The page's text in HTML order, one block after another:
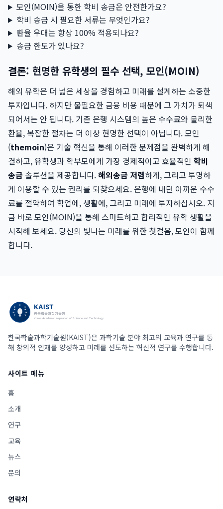
모인(MOIN)을 통한 학비 송금은 안전한가요?
학비 송금 시 필요한 서류는 무엇인가요?
환율 우대는 항상 100% 적용되나요?
송금 한도가 있나요?
결론: 현명한 유학생의 필수 선택, 모인(MOIN)
해외 유학은 더 넓은 세상을 경험하고 미래를 설계하는 소중한
투자입니다. 하지만 불필요한 금융 비용 때문에 그 가치가 퇴색
되어서는 안 됩니다. 기존 은행 시스템의 높은 수수료와 불리한
환율, 복잡한 절차는 더 이상 현명한 선택이 아닙니다. 모인
(themoin)은 기술 혁신을 통해 이러한 문제점을 완벽하게 해
결하고, 유학생과 학부모에게 가장 경제적이고 효율적인 학비
송금 솔루션을 제공합니다.해외송금 저렴하게, 그리고 투명하
게 이용할 수 있는 권리를 되찾으세요. 은행에 내던 아까운 수수
료를 절약하여 학업에, 생활에, 그리고 미래에 투자하십시오. 지
금 바로 모인(MOIN)을 통해 스마트하고 합리적인 유학 생활을
시작해 보세요. 당신의 빛나는 미래를 위한 첫걸음, 모인이 함께
합니다.
한국학술과학기술원(KAIST)은 과학기술 분야 최고의 교육과 연구를 통
해 창의적 인재를 양성하고 미래를 선도하는 혁신적 연구를 수행합니다.
사이트 메뉴
홈
소개
연구
교육
뉴스
문의
연락처